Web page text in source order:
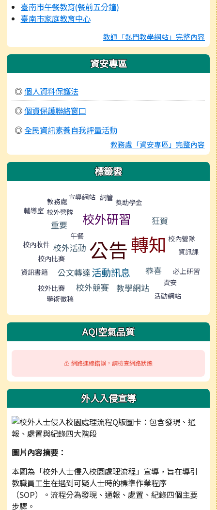
臺南市午餐教育(餐前五分鐘)
臺南市家庭教育中心
教師「熱門教學網站」完整內容
資安專區
◎個人資料保護法
◎個資保護聯絡窗口
◎全民資訊素養自我評量活動
教務處「資安專區」完整內容
標籤雲
教務處 宣導網站 網管
輔導室
獎助學金
校外營隊
重要 校外研習 狂賀
校內收件
午餐
公告轉知
校外活動
校內營隊
校內比賽
資訊課
資訊書籍 公文轉達活動訊息 恭喜
必上研習
校外比賽
校外競賽 教學網站
資安
學術徵稿
活動網站
AQI空氣品質
⚠️ 網路連線錯誤，請檢查網路狀態
外人入侵宣導
圖片內容摘要：
本圖為「校外人士侵入校園處理流程」宣導，旨在導引
教職員工生在遇到可疑人士時的標準作業程序
（SOP）。流程分為發現、通報、處置、紀錄四個主要
步驟。